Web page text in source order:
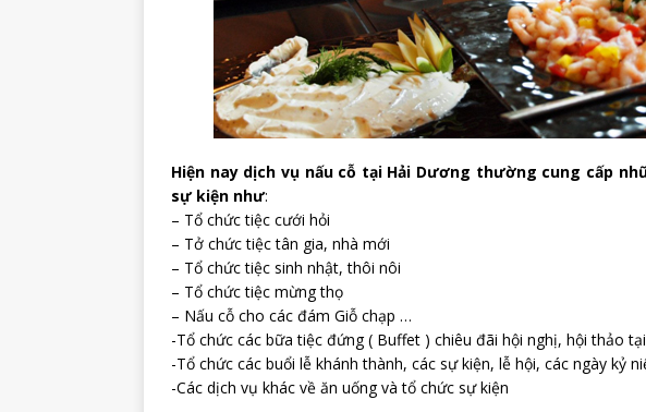
Hiện nay dịch vụ nấu cỗ tại Hải Dương thường cung cấp
sự kiện như:
– Tổ chức tiệc cưới hỏi
– Tở chức tiệc tân gia, nhà mới
– Tổ chức tiệc sinh nhật, thôi nôi
– Tổ chức tiệc mừng thọ
– Nấu cỗ cho các đám Giỗ chạp …
-Tổ chức các bữa tiệc đứng ( Buffet ) chiêu đãi hội nghị, hội thảo
-Tổ chức các buổi lễ khánh thành, các sự kiện, lễ hội, các ngày kỷ
-Các dịch vụ khác về ăn uống và tổ chức sự kiện